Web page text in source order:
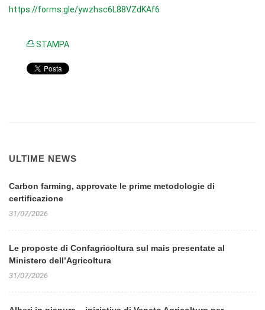
https://forms.gle/ywzhsc6L88VZdKAf6
STAMPA
ULTIME NEWS
Carbon farming, approvate le prime metodologie di
certificazione
31/07/2026
Le proposte di Confagricoltura sul mais presentate al
Ministero dell’Agricoltura
31/07/2026